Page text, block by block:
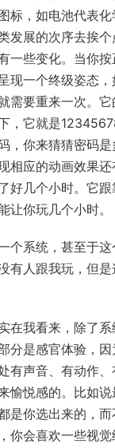
标，如电池代表
发展的次序去挨
一些变化。当你
现一个终级姿态
需要重来一次。
，它就是
，你来猜猜密码
相应的动画效果
好几个小时。它
让你玩几个小时。
个系统，甚至于
有人跟我玩，但
在我看来，除了
分是感官体验，
有声音、有动作
愉悦感的。比如
是你选出来的，
你会喜欢一些视